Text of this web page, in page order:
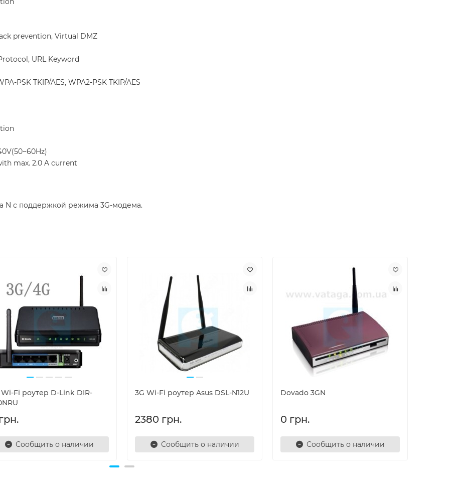
prevention, Virtual DMZ
URL Keyword
PSK TKIP/AES, WPA2-PSK TKIP/AES
max. 2.0 A current
N с поддержкой режима 3G-модема.
Wi-Fi роутер D-Link DIR-
Сообщить о наличии
3G Wi-Fi роутер Asus DSL-N12U
2380 грн.
Сообщить о наличии
Dovado 3GN
0 грн.
Сообщить о наличии